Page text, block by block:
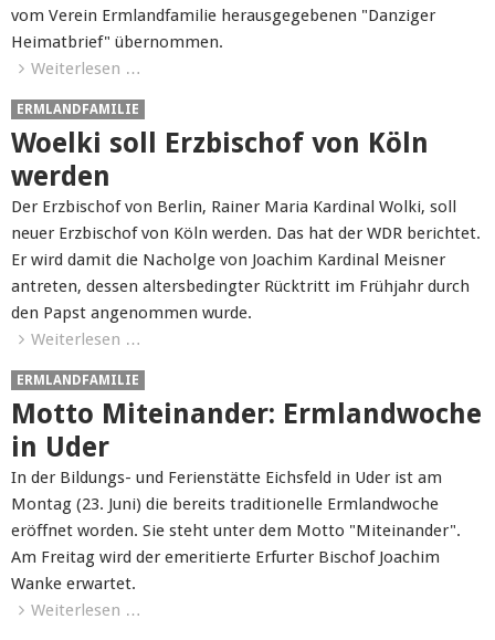
vom Verein Ermlandfamilie herausgegebenen "Danziger
Heimatbrief" übernommen.
Weiterlesen …
ERMLANDFAMILIE
Woelki soll Erzbischof von Köln
werden
Der Erzbischof von Berlin, Rainer Maria Kardinal Wolki, soll
neuer Erzbischof von Köln werden. Das hat der WDR berichtet.
Er wird damit die Nacholge von Joachim Kardinal Meisner
antreten, dessen altersbedingter Rücktritt im Frühjahr durch
den Papst angenommen wurde.
Weiterlesen …
ERMLANDFAMILIE
Motto Miteinander: Ermlandwoche
in Uder
In der Bildungs- und Ferienstätte Eichsfeld in Uder ist am
Montag (23. Juni) die bereits traditionelle Ermlandwoche
eröffnet worden. Sie steht unter dem Motto "Miteinander".
Am Freitag wird der emeritierte Erfurter Bischof Joachim
Wanke erwartet.
Weiterlesen …